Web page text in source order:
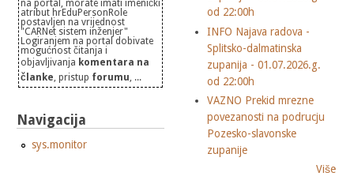
na portal, morate imati imenički
atribut hrEduPersonRole
postavljen na vrijednost
"CARNet sistem inženjer"
Logiranjem na portal dobivate
mogućnost čitanja i
objavljivanja komentara na
članke, pristup forumu, ...
Navigacija
sys.monitor
od 22:00h
INFO Najava radova -
Splitsko-dalmatinska
zupanija - 01.07.2026.g.
od 22:00h
VAZNO Prekid mrezne
povezanosti na podrucju
Pozesko-slavonske
zupanije
Više